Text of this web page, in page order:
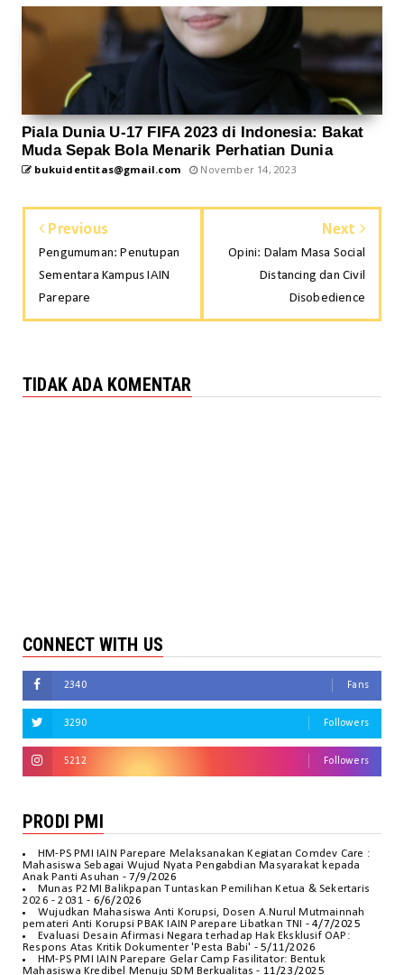
Piala Dunia U-17 FIFA 2023 di Indonesia: Bakat
Muda Sepak Bola Menarik Perhatian Dunia
bukuidentitas@gmail.com November 14, 2023
Previous
Pengumuman: Penutupan
Sementara Kampus IAIN
Parepare
Next
Opini: Dalam Masa Social
Distancing dan Civil
Disobedience
TIDAK ADA KOMENTAR
CONNECT WITH US
2340 Fans
3290 Followers
5212 Followers
PRODI PMI
HM-PS PMI IAIN Parepare Melaksanakan Kegiatan Comdev Care :
Mahasiswa Sebagai Wujud Nyata Pengabdian Masyarakat kepada
Anak Panti Asuhan - 7/9/2026
Munas P2MI Balikpapan Tuntaskan Pemilihan Ketua & Sekertaris
2026 - 2031 - 6/6/2026
Wujudkan Mahasiswa Anti Korupsi, Dosen A.Nurul Mutmainnah
pemateri Anti Korupsi PBAK IAIN Parepare Libatkan TNI
- 4/7/2025
Evaluasi Desain Afirmasi Negara terhadap Hak Eksklusif OAP:
Respons Atas Kritik Dokumenter 'Pesta Babi' - 5/11/2026
HM-PS PMI IAIN Parepare Gelar Camp Fasilitator: Bentuk
Mahasiswa Kredibel Menuju SDM Berkualitas - 11/23/2025